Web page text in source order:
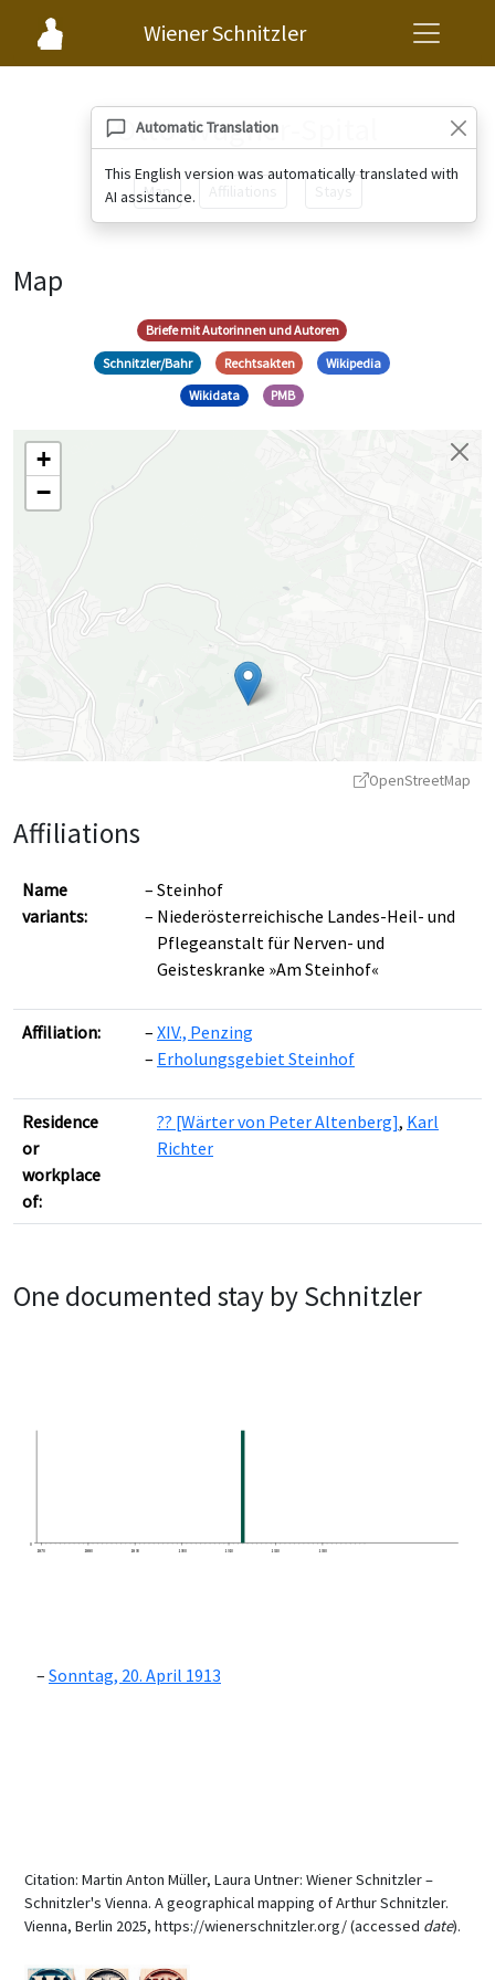
Wiener Schnitzler
Automatic Translation
This English version was automatically translated with
AI assistance.
Otto-Wagner-Spital
Map
Map
Briefe mit Autorinnen und Autoren
Schnitzler/Bahr
Rechtsakten
Wikipedia
Wikidata
PMB
+
−
Leaflet|©OpenStreetMapcontributors ©
OpenStreetMap
Affiliations
Name
variants:
Steinhof
Niederösterreichische Landes-Heil- und
Pflegeanstalt für Nerven- und
Geisteskranke »Am Steinhof«
Affiliation:
XIV., Penzing
Erholungsgebiet Steinhof
Residence
or
workplace
of:
?? [Wärter von Peter Altenberg], Karl
Richter
One documented stay by Schnitzler
0
1870
1880 1890 1900 1910 1920 1930
Sonntag, 20. April 1913
Citation: Martin Anton Müller, Laura Untner: Wiener Schnitzler –
Schnitzler's Vienna. A geographical mapping of Arthur Schnitzler.
Vienna, Berlin 2025, https://wienerschnitzler.org/ (accessed date).